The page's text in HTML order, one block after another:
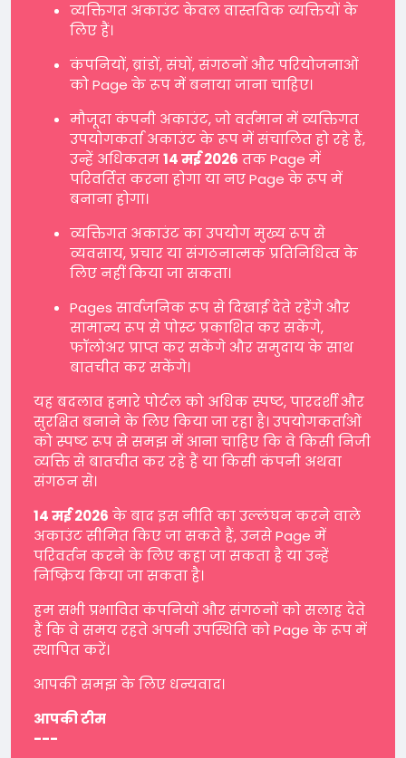
व्यक्तिगत अकाउंट केवल वास्तविक व्यक्तियों के
लिए हैं।
कंपनियों, ब्रांडों, संघों, संगठनों और परियोजनाओं
को Page के रूप में बनाया जाना चाहिए।
मौजूदा कंपनी अकाउंट, जो वर्तमान में व्यक्तिगत
उपयोगकर्ता अकाउंट के रूप में संचालित हो रहे हैं,
उन्हें अधिकतम14 मई 2026 तक Page में
परिवर्तित करना होगा या नए Page के रूप में
बनाना होगा।
व्यक्तिगत अकाउंट का उपयोग मुख्य रूप से
व्यवसाय, प्रचार या संगठनात्मक प्रतिनिधित्व के
लिए नहीं किया जा सकता।
Pages सार्वजनिक रूप से दिखाई देते रहेंगे और
सामान्य रूप से पोस्ट प्रकाशित कर सकेंगे,
फॉलोअर प्राप्त कर सकेंगे और समुदाय के साथ
बातचीत कर सकेंगे।
यह बदलाव हमारे पोर्टल को अधिक स्पष्ट, पारदर्शी और
सुरक्षित बनाने के लिए किया जा रहा है। उपयोगकर्ताओं
को स्पष्ट रूप से समझ में आना चाहिए कि वे किसी निजी
व्यक्ति से बातचीत कर रहे हैं या किसी कंपनी अथवा
संगठन से।
14 मई 2026 के बाद इस नीति का उल्लंघन करने वाले
अकाउंट सीमित किए जा सकते हैं, उनसे Page में
परिवर्तन करने के लिए कहा जा सकता है या उन्हें
निष्क्रिय किया जा सकता है।
हम सभी प्रभावित कंपनियों और संगठनों को सलाह देते
हैं कि वे समय रहते अपनी उपस्थिति को Page के रूप में
स्थापित करें।
आपकी समझ के लिए धन्यवाद।
आपकी टीम
---